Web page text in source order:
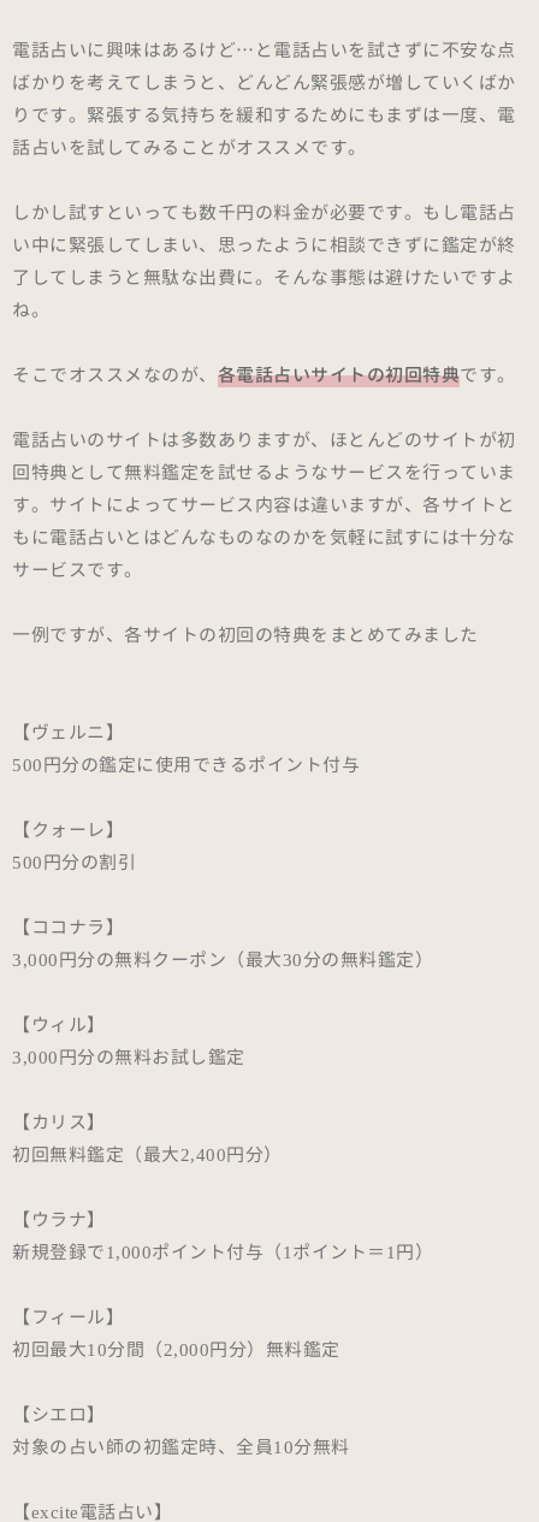
電話占いに興味はあるけど…と電話占いを試さずに不安な点
ばかりを考えてしまうと、どんどん緊張感が増していくばか
りです。緊張する気持ちを緩和するためにもまずは一度、電
話占いを試してみることがオススメです。
しかし試すといっても数千円の料金が必要です。もし電話占
い中に緊張してしまい、思ったように相談できずに鑑定が終
了してしまうと無駄な出費に。そんな事態は避けたいですよ
ね。
そこでオススメなのが、 各電話占いサイトの初回特典です。
電話占いのサイトは多数ありますが、ほとんどのサイトが初
回特典として無料鑑定を試せるようなサービスを行っていま
す。サイトによってサービス内容は違いますが、各サイトと
もに電話占いとはどんなものなのかを気軽に試すには十分な
サービスです。
一例ですが、各サイトの初回の特典をまとめてみました
【ヴェルニ】
500円分の鑑定に使用できるポイント付与
【クォーレ】
500円分の割引
【ココナラ】
3,000円分の無料クーポン（最大30分の無料鑑定）
【ウィル】
3,000円分の無料お試し鑑定
【カリス】
初回無料鑑定（最大2,400円分）
【ウラナ】
新規登録で1,000ポイント付与（1ポイント＝1円）
【フィール】
初回最大10分間（2,000円分）無料鑑定
【シエロ】
対象の占い師の初鑑定時、全員10分無料
【excite電話占い】